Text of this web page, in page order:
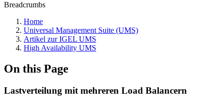
Breadcrumbs
Home
Universal Management Suite (UMS)
Artikel zur IGEL UMS
High Availability UMS
On this Page
Lastverteilung mit mehreren Load Balancern